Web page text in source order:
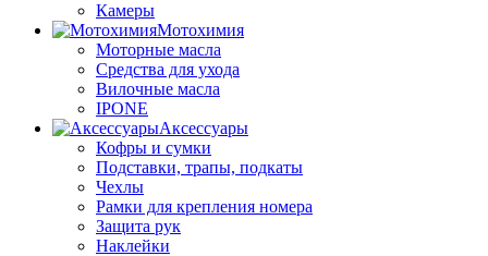
Камеры
Мотохимия
Моторные масла
Средства для ухода
Вилочные масла
IPONE
Аксессуары
Кофры и сумки
Подставки, трапы, подкаты
Чехлы
Рамки для крепления номера
Защита рук
Наклейки